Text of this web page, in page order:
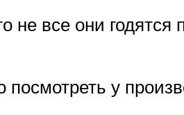
все они годятся
у